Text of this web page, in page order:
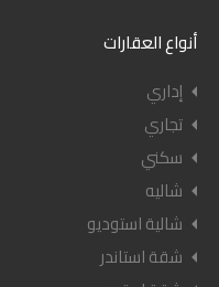
أنواع العقارات
إداري
تجاري
سكني
شاليه
شالية استوديو
شقة استاندر